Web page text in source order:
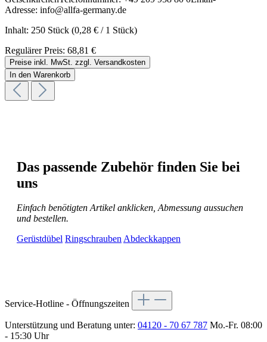
Adresse: info@allfa-germany.de
Inhalt: 250 Stück (0,28 € / 1 Stück)
Regulärer Preis: 68,81 €
Preise inkl. MwSt. zzgl. Versandkosten
In den Warenkorb
Das passende Zubehör finden Sie bei
uns
Einfach benötigten Artikel anklicken, Abmessung aussuchen
und bestellen.
Gerüstdübel RingschraubenAbdeckkappen
Service-Hotline - Öffnungszeiten
Unterstützung und Beratung unter: 04120 - 70 67 787 Mo.-Fr. 08:00
- 15:30 Uhr